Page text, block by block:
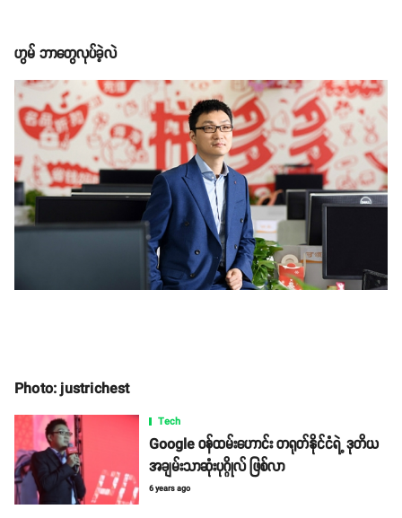
ဟွမ် ဘာတွေလုပ်ခဲ့လဲ
Photo: justrichest
Tech
Google ဝန်ထမ်းဟောင်း တရုတ်နိုင်ငံရဲ့ ဒုတိယ
အချမ်းသာဆုံးပုဂ္ဂိုလ် ဖြစ်လာ
6 years ago